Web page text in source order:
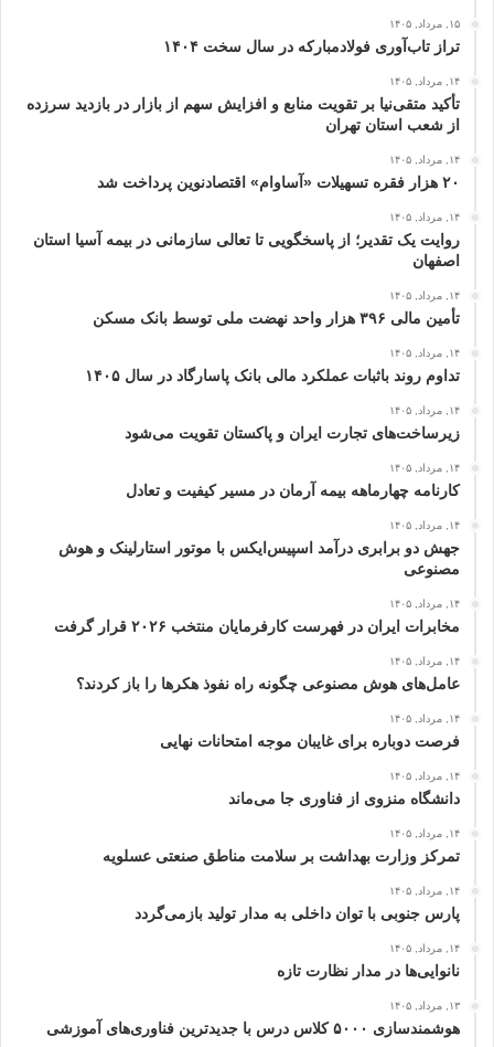
۱۵, مرداد, ۱۴۰۵
تراز تاب‌آوری فولادمبارکه در سال سخت ۱۴۰۴
۱۴, مرداد, ۱۴۰۵
تأکید متقی‌نیا بر تقویت منابع و افزایش سهم از بازار در بازدید سرزده
از شعب استان تهران
۱۴, مرداد, ۱۴۰۵
۲۰ هزار فقره تسهیلات «آساوام» اقتصادنوین پرداخت شد
۱۴, مرداد, ۱۴۰۵
روایت یک تقدیر؛ از پاسخگویی تا تعالی سازمانی در بیمه آسیا استان
اصفهان
۱۴, مرداد, ۱۴۰۵
تأمین مالی ۳۹۶ هزار واحد نهضت ملی توسط بانک مسکن
۱۴, مرداد, ۱۴۰۵
تداوم روند باثبات عملکرد مالی بانک پاسارگاد در سال ۱۴۰۵
۱۴, مرداد, ۱۴۰۵
زیرساخت‌های تجارت ایران و پاکستان تقویت می‌شود
۱۴, مرداد, ۱۴۰۵
کارنامه چهارماهه بیمه آرمان در مسیر کیفیت و تعادل
۱۴, مرداد, ۱۴۰۵
جهش دو برابری درآمد اسپیس‌ایکس با موتور استارلینک و هوش
مصنوعی
۱۴, مرداد, ۱۴۰۵
مخابرات ایران در فهرست کارفرمایان منتخب ۲۰۲۶ قرار گرفت
۱۴, مرداد, ۱۴۰۵
عامل‌های هوش مصنوعی چگونه راه نفوذ هکرها را باز کردند؟
۱۴, مرداد, ۱۴۰۵
فرصت دوباره برای غایبان موجه امتحانات نهایی
۱۴, مرداد, ۱۴۰۵
دانشگاه منزوی از فناوری جا می‌ماند
۱۴, مرداد, ۱۴۰۵
تمرکز وزارت بهداشت بر سلامت مناطق صنعتی عسلویه
۱۴, مرداد, ۱۴۰۵
پارس جنوبی با توان داخلی به مدار تولید بازمی‌گردد
۱۴, مرداد, ۱۴۰۵
نانوایی‌ها در مدار نظارت تازه
۱۳, مرداد, ۱۴۰۵
هوشمندسازی ۵۰۰۰ کلاس درس با جدیدترین فناوری‌های آموزشی